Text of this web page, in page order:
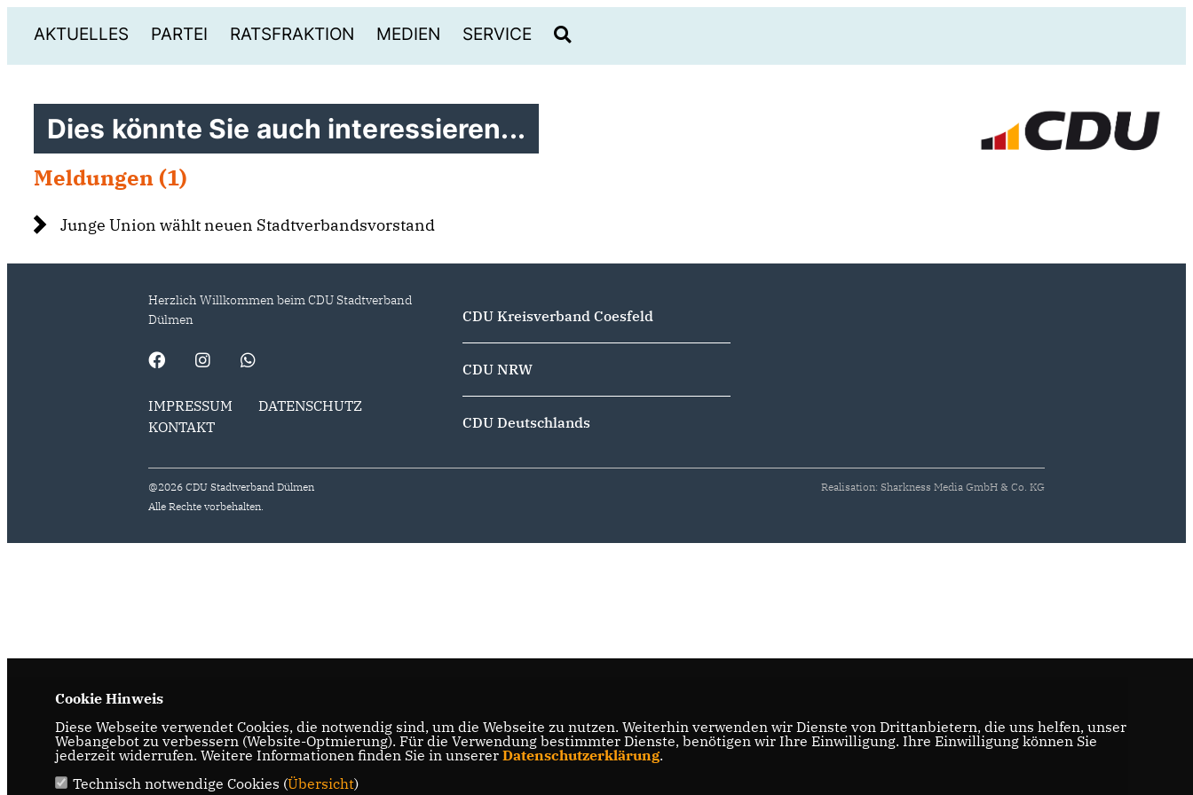
AKTUELLES PARTEI RATSFRAKTION MEDIEN SERVICE
Dies könnte Sie auch interessieren...
Meldungen (1)
Junge Union wählt neuen Stadtverbandsvorstand
Herzlich Willkommen beim CDU Stadtverband
Dülmen
IMPRESSUM
DATENSCHUTZ
KONTAKT
CDU Kreisverband Coesfeld
CDU NRW
CDU Deutschlands
@2026 CDU Stadtverband Dülmen
Alle Rechte vorbehalten.
Realisation: Sharkness Media GmbH & Co. KG
Cookie Hinweis
Diese Webseite verwendet Cookies, die notwendig sind, um die Webseite zu nutzen. Weiterhin verwenden wir Dienste von Drittanbietern, die uns helfen, unser
Webangebot zu verbessern (Website-Optmierung). Für die Verwendung bestimmter Dienste, benötigen wir Ihre Einwilligung. Ihre Einwilligung können Sie
jederzeit widerrufen. Weitere Informationen finden Sie in unserer Datenschutzerklärung.
Technisch notwendige Cookies (Übersicht)